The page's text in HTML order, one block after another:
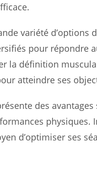
variété d’options
pour répondre
la définition
atteindre ses
des
physiques.
d’optimiser ses